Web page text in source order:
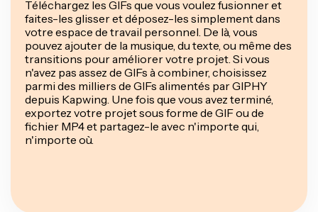
Téléchargez les GIFs que vous voulez fusionner et
faites-les glisser et déposez-les simplement dans
votre espace de travail personnel. De là, vous
pouvez ajouter de la musique, du texte, ou même des
transitions pour améliorer votre projet. Si vous
n'avez pas assez de GIFs à combiner, choisissez
parmi des milliers de GIFs alimentés par GIPHY
depuis Kapwing. Une fois que vous avez terminé,
exportez votre projet sous forme de GIF ou de
fichier MP4 et partagez-le avec n'importe qui,
n'importe où.